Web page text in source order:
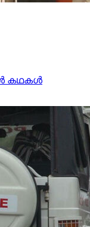
കഥകൾ